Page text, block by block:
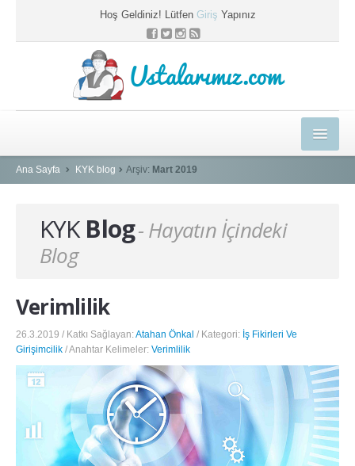
Hoş Geldiniz! Lütfen Giriş Yapınız
Ustalarımız.com
HEDİYELER
KYK BLOG
PROFESYONEL ÇÖZÜMLER
Ana Sayfa KYK blog Arşiv: Mart 2019
KYKBlog- Hayatın İçindeki
Blog
Verimlilik
26.3.2019 / Katkı Sağlayan:Atahan Önkal / Kategori: İş Fikirleri Ve
Girişimcilik / Anahtar Kelimeler: Verimlilik